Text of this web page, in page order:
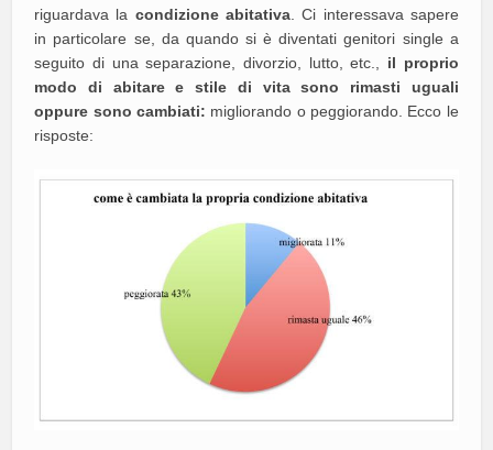
riguardava la condizione abitativa . Ci interessava sapere
in particolare se, da quando si è diventati genitori single a
seguito di una separazione, divorzio, lutto, etc., il proprio
modo di abitare e stile di vita sono rimasti uguali
oppure sono cambiati: migliorando o peggiorando. Ecco le
risposte: